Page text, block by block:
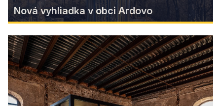
Nová vyhliadka v obci Ardovo
Nová vyhliadka v obci Ardovo
V Ardove pribudla vyhliadková veža, ktorá si už